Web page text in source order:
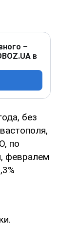
–
в
без
по
февралем